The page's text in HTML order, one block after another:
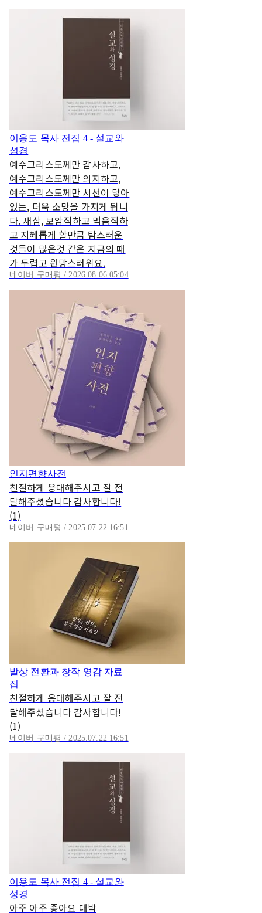
이용도 목사 전집 4 - 설교와
성경
예수그리스도께만 감사하고,
예수그리스도께만 의지하고,
예수그리스도께만 시선이 닿아
있는, 더욱 소망을 가지게 됩니
다. 새삼, 보암직하고 먹음직하
고 지혜롭게 할만큼 탐스러운
것들이 많은것 같은 지금의 때
가 두렵고 원망스러위요.
네이버 구매평 / 2026.08.06 05:04
인지편향사전
친절하게 응대해주시고 잘 전
달해주셨습니다 감사합니다!
(1)
네이버 구매평 / 2025.07.22 16:51
발상 전환과 창작 영감 자료
집
친절하게 응대해주시고 잘 전
달해주셨습니다 감사합니다!
(1)
네이버 구매평 / 2025.07.22 16:51
이용도 목사 전집 4 - 설교와
성경
아주 아주 좋아요 대박